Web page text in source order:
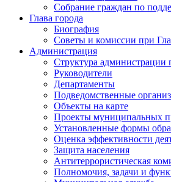
Собрание граждан по
Глава города
Биография
Советы и комиссии при
Администрация
Структура администрации
Руководители
Департаменты
Подведомственные
Объекты на карте
Проекты муниципальных
Установленные формы
Оценка эффективности
Защита населения
Антитеррористическая
Полномочия, задачи и